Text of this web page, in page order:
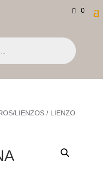
0
LIENZOS/ LIENZO